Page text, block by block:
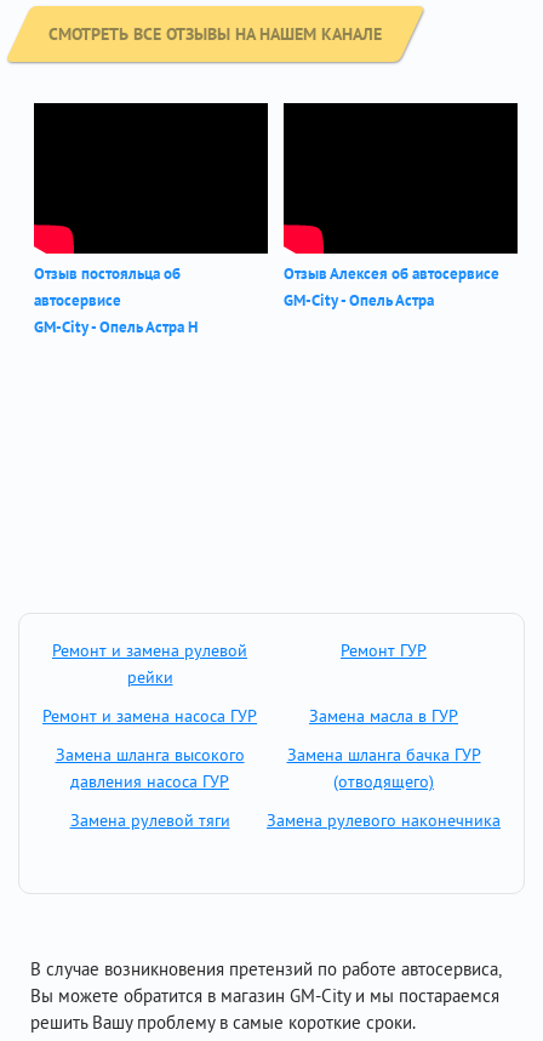
СМОТРЕТЬ ВСЕ ОТЗЫВЫ НА НАШЕМ КАНАЛЕ
Отзыв постояльца об
автосервисе
GM-City - Опель Астра Н
Отзыв Алексея об автосервисе
GM-City - Опель Астра
Ремонт и замена рулевой
рейки
Ремонт ГУР
Ремонт и замена насоса ГУР
Замена масла в ГУР
Замена шланга высокого
давления насоса ГУР
Замена шланга бачка ГУР
(отводящего)
Замена рулевой тяги
Замена рулевого наконечника
В случае возникновения претензий по работе автосервиса,
Вы можете обратится в магазин GM-City и мы постараемся
решить Вашу проблему в самые короткие сроки.